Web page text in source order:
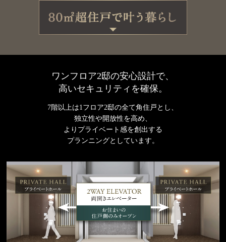
ワンフロア2邸の安心設計で、
高いセキュリティを確保。
7階以上は1フロア2邸の全て角住戸とし、
独立性や開放性を高め、
よりプライベート感を創出する
プランニングとしています。